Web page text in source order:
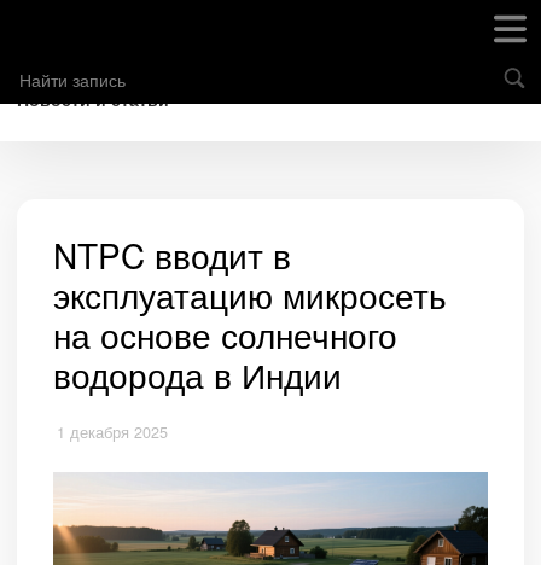
Новости и статьи
NTPC вводит в
эксплуатацию микросеть
на основе солнечного
водорода в Индии
1 декабря 2025